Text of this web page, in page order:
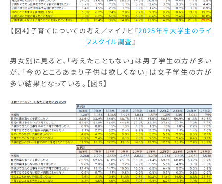
【図4】子育てについての考え／マイナビ『2025年卒大学生のライ
フスタイル調査』
男女別に見ると、「考えたこともない」は男子学生の方が多い
が、「今のところあまり子供は欲しくない」は女子学生の方が
多い結果となっている。【図5】